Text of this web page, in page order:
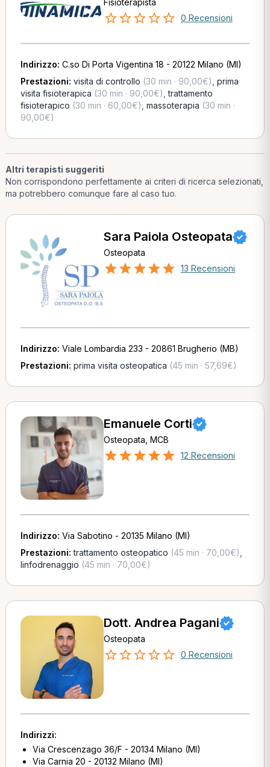
Fisioterapista
0 Recensioni
Indirizzo: C.so Di Porta Vigentina 18 - 20122 Milano (MI)
Prestazioni: visita di controllo (30 min · 90,00€) prima
visita fisioterapica (30 min · 90,00€) ,trattamento
fisioterapico (30 min · 60,00€) massoterapia (30 min ·
90,00€)
Altri terapisti suggeriti
Non corrispondono perfettamente ai criteri di ricerca selezionati,
ma potrebbero comunque fare al caso tuo.
Sara Paiola Osteopata
Osteopata
13 Recensioni
Indirizzo: Viale Lombardia 233 - 20861 Brugherio (MB)
Prestazioni: prima visita osteopatica (45 min · 57,69€)
Emanuele Corti
Osteopata, MCB
12 Recensioni
Indirizzo: Via Sabotino - 20135 Milano (MI)
Prestazioni:trattamento osteopatico (45 min · 70,00€)
linfodrenaggio (45 min · 70,00€)
Dott. Andrea Pagani
Osteopata
0 Recensioni
Indirizzi:
Via Crescenzago 36/F - 20134 Milano (MI)
Via Carnia 20 - 20132 Milano (MI)